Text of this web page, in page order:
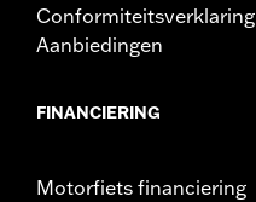
Conformiteitsverklaring
Aanbiedingen
FINANCIERING
Motorfiets financiering